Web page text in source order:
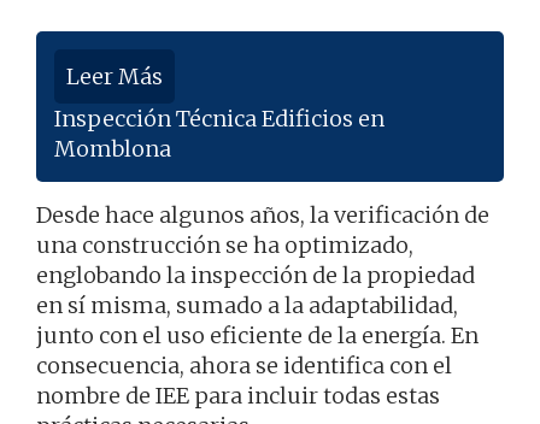
Leer Más
Inspección Técnica Edificios en
Momblona
Desde hace algunos años, la verificación de
una construcción se ha optimizado,
englobando la inspección de la propiedad
en sí misma, sumado a la adaptabilidad,
junto con el uso eficiente de la energía. En
consecuencia, ahora se identifica con el
nombre de IEE para incluir todas estas